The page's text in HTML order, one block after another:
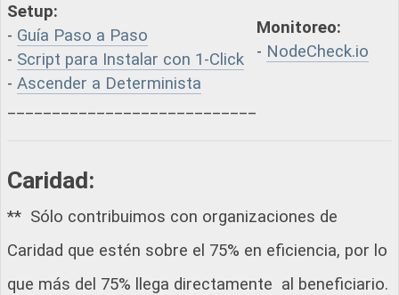
Setup:
- Guía Paso a Paso
- Script para Instalar con 1-Click
- Ascender a Determinista
Monitoreo:
- NodeCheck.io
Caridad:
** Sólo contribuimos con organizaciones de
Caridad que estén sobre el 75% en eficiencia, por lo
que más del 75% llega directamente al beneficiario.